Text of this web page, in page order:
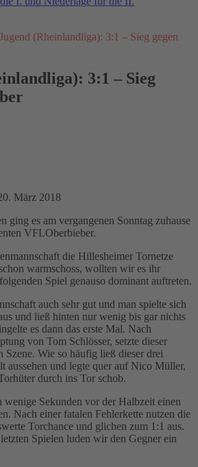
(Rheinlandliga): 3:1 – Sieg gegen
3:1 – Sieg
März 2018
ging es am vergangenen Sonntag zuhause
VFLOberbieber.
die Hillesheimer Tornetze
warmschoss, wollten wir es ihr
Spiel genauso dominant auftreten.
auch sehr gut und man spielte sich
und ließ hinten nur wenig bis gar nichts
es dann das erste Mal. Nach
von Tom Schlösser, setzte dieser
Szene. Wie so häufig ließ dieser drei
aussehen und legte quer auf Nico Müller,
durch ins Tor schob.
wenige Sekunden vor der Halbzeit einen
Nach einer fatalen Fehlerkette nutzen die
Torchance und glichen zum 1:1 aus.
Spielen luden wir den Gegner ein